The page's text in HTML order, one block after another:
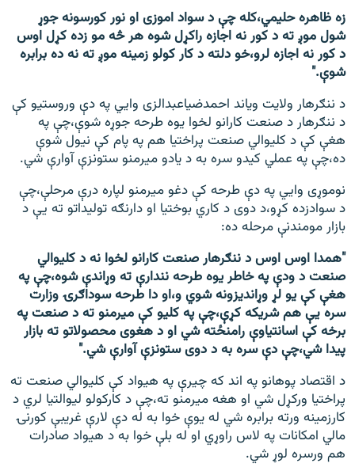
زه ظاهره حلیمي،کله چې د سواد اموزی او نور کورسونه جوړ
شول موږ ته د کور نه اجازه راکړل شوه هر څه مو زده کړل اوس
د کور نه اجازه لرو،خو دلته د کار کولو زمینه موږ ته نه ده برابره
شوې."
د ننګرهار ولايت ویاند احمدضياعبدالزی وايي په دې وروستیو کې
د ننګرهار د صنعت کارانو لخوا یوه طرحه جوړه شوې،چې په
هغې کې د کلیوالي صنعت پراختیا هم په پام کې نیول شوې
ده،چې په عملي کیدو سره به د یادو میرمنو ستونزې آوارې شي.
نوموړی وايي په دې طرحه کې دغو میرمنو لپاره درې مرحلې،چې
د سوادزده کړو،د دوی د کاري بوختیا او دارنګه توليداتو ته يې د
بازار مومندنې مرحله ده:
"همدا اوس اوس د ننګرهار صنعت کارانو لخوا نه د کليوالي
صنعت د ودې په خاطر یوه طرحه نندارې ته وړاندې شوه،چې په
هغې کې یو لړ وړاندیزونه شوي و،او دا طرحه سوداګرۍ وزارت
سره يې هم شریکه کړې،چې په کليو کې میرمنو ته د صنعت په
برخه کې اسانتیاوې رامنځته شي او د هغوی محصولاتو ته بازار
پيدا شي،چې دې سره به د دوی ستونزې آوارې شي."
د اقتصاد پوهانو په اند که چیرې په هیواد کې کليوالي صنعت ته
پراختیا ورکړل شي او هغه میرمنو ته،چې د کارکولو لیوالتيا لري د
کارزمینه ورته برابره شي له یوې خوا به له دې لارې غریبې کورنۍ
مالي امکانات په لاس راوړي او له بلې خوا به د هيواد صادرات
هم ورسره لوړ شي.